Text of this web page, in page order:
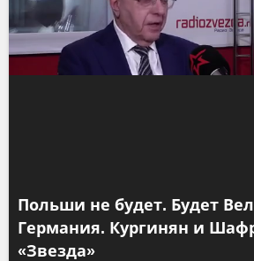
Польши не будет. Будет
Германия. Кургинян и
«Звезда»